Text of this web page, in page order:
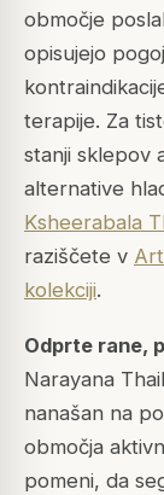
območje
opisujejo
terapije. Za
stanji sklepov
alternative
Ksheerabala
raziščete v
kolekciji.
Odprte rane,
Narayana
nanašan na
območja
pomeni, da